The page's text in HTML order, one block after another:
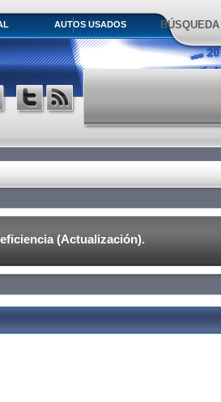
AUTOS USADOS BÚSQUEDA
(Actualización).